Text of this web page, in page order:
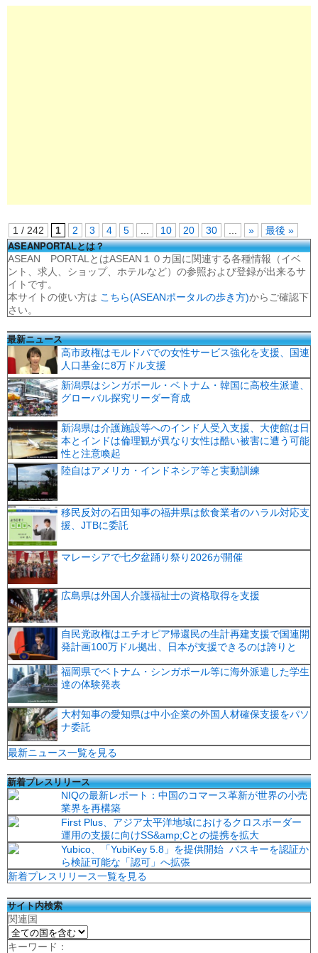
1 / 242 1 2 3 4 5 10 20 30 » 最後 »
ASEANPORTALとは？
ASEAN PORTALとはASEAN１０カ国に関連する各種情報（イベ
ント、求人、ショップ、ホテルなど）の参照および登録が出来るサ
イトです。
本サイトの使い方は こちら(ASEANポータルの歩き方)からご確認下
さい。
最新ニュース
高市政権はモルドバでの女性サービス強化を支援、国連
人口基金に8万ドル支援
新潟県はシンガポール・ベトナム・韓国に高校生派遣、
グローバル探究リーダー育成
新潟県は介護施設等へのインド人受入支援、大使館は日
本とインドは倫理観が異なり女性は酷い被害に遭う可能
性と注意喚起
陸自はアメリカ・インドネシア等と実動訓練
移民反対の石田知事の福井県は飲食業者のハラル対応支
援、JTBに委託
マレーシアで七夕盆踊り祭り2026が開催
広島県は外国人介護福祉士の資格取得を支援
自民党政権はエチオピア帰還民の生計再建支援で国連開
発計画100万ドル拠出、日本が支援できるのは誇りと
福岡県でベトナム・シンガポール等に海外派遣した学生
達の体験発表
大村知事の愛知県は中小企業の外国人材確保支援をパソ
ナ委託
最新ニュース一覧を見る
新着プレスリリース
NIQの最新レポート：中国のコマース革新が世界の小売
業界を再構築
First Plus、アジア太平洋地域におけるクロスボーダー
運用の支援に向けSS&amp;Cとの提携を拡大
Yubico、「YubiKey 5.8」を提供開始 パスキーを認証か
ら検証可能な「認可」へ拡張
新着プレスリリース一覧を見る
サイト内検索
関連国
キーワード：